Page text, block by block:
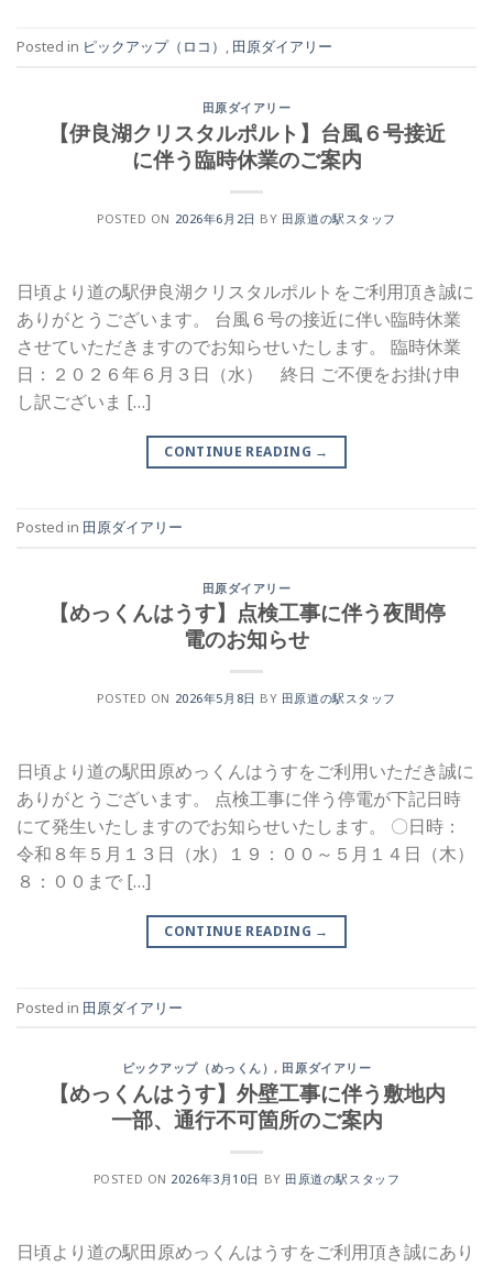
Posted in ピックアップ（ロコ） , 田原ダイアリー
田原ダイアリー
【伊良湖クリスタルポルト】台風６号接近
に伴う臨時休業のご案内
POSTED ON 2026年6月2日 BY 田原道の駅スタッフ
日頃より道の駅伊良湖クリスタルポルトをご利用頂き誠に
ありがとうございます。 台風６号の接近に伴い臨時休業
させていただきますのでお知らせいたします。 臨時休業
日：２０２６年６月３日（水） 終日 ご不便をお掛け申
し訳ございま […]
CONTINUE READING →
Posted in 田原ダイアリー
田原ダイアリー
【めっくんはうす】点検工事に伴う夜間停
電のお知らせ
POSTED ON 2026年5月8日 BY 田原道の駅スタッフ
日頃より道の駅田原めっくんはうすをご利用いただき誠に
ありがとうございます。 点検工事に伴う停電が下記日時
にて発生いたしますのでお知らせいたします。 〇日時：
令和８年５月１３日（水）１９：００～５月１４日（木）
８：００まで […]
CONTINUE READING →
Posted in 田原ダイアリー
ピックアップ（めっくん）, 田原ダイアリー
【めっくんはうす】外壁工事に伴う敷地内
一部、通行不可箇所のご案内
POSTED ON 2026年3月10日 BY 田原道の駅スタッフ
日頃より道の駅田原めっくんはうすをご利用頂き誠にあり